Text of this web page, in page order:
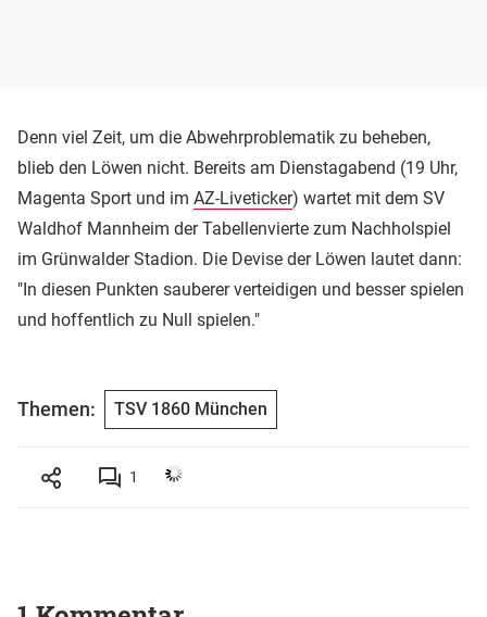
Denn viel Zeit, um die Abwehrproblematik zu beheben,
blieb den Löwen nicht. Bereits am Dienstagabend (19 Uhr,
Magenta Sport und im AZ-Liveticker) wartet mit dem SV
Waldhof Mannheim der Tabellenvierte zum Nachholspiel
im Grünwalder Stadion. Die Devise der Löwen lautet dann:
"In diesen Punkten sauberer verteidigen und besser spielen
und hoffentlich zu Null spielen."
Themen: TSV 1860 München
1